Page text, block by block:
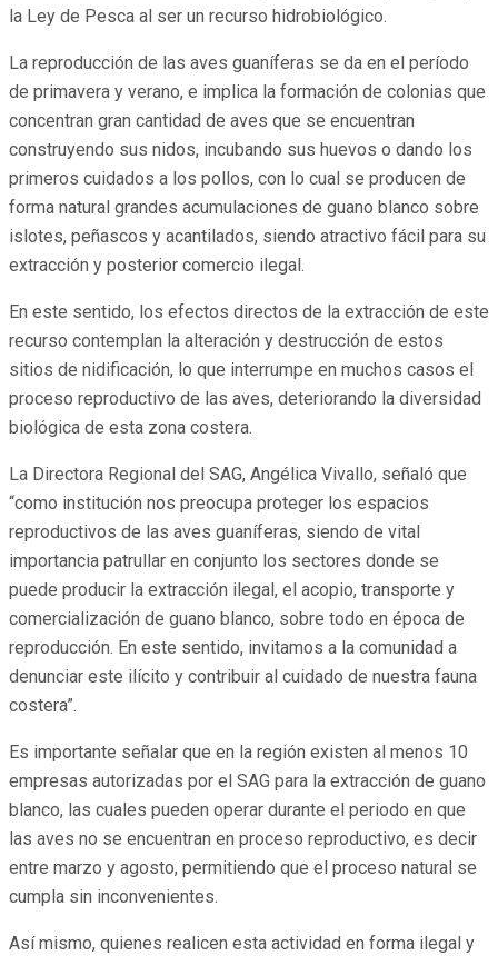
la Ley de Pesca al ser un recurso hidrobiológico.
La reproducción de las aves guaníferas se da en el período
de primavera y verano, e implica la formación de colonias que
concentran gran cantidad de aves que se encuentran
construyendo sus nidos, incubando sus huevos o dando los
primeros cuidados a los pollos, con lo cual se producen de
forma natural grandes acumulaciones de guano blanco sobre
islotes, peñascos y acantilados, siendo atractivo fácil para su
extracción y posterior comercio ilegal.
En este sentido, los efectos directos de la extracción de este
recurso contemplan la alteración y destrucción de estos
sitios de nidificación, lo que interrumpe en muchos casos el
proceso reproductivo de las aves, deteriorando la diversidad
biológica de esta zona costera.
La Directora Regional del SAG, Angélica Vivallo, señaló que
“como institución nos preocupa proteger los espacios
reproductivos de las aves guaníferas, siendo de vital
importancia patrullar en conjunto los sectores donde se
puede producir la extracción ilegal, el acopio, transporte y
comercialización de guano blanco, sobre todo en época de
reproducción. En este sentido, invitamos a la comunidad a
denunciar este ilícito y contribuir al cuidado de nuestra fauna
costera”.
Es importante señalar que en la región existen al menos 10
empresas autorizadas por el SAG para la extracción de guano
blanco, las cuales pueden operar durante el periodo en que
las aves no se encuentran en proceso reproductivo, es decir
entre marzo y agosto, permitiendo que el proceso natural se
cumpla sin inconvenientes.
Así mismo, quienes realicen esta actividad en forma ilegal y